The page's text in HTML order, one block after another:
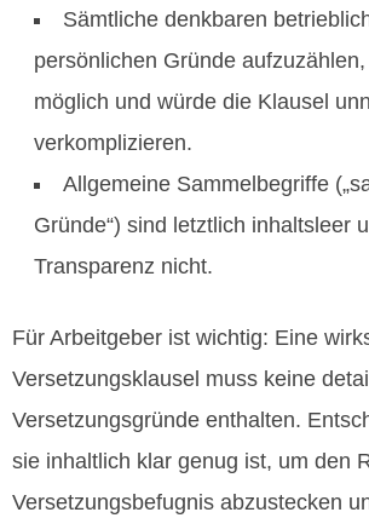
Sämtliche denkbaren
persönlichen Gründe
möglich und würde die Klausel
verkomplizieren.
Allgemeine Sammelbegriffe
Gründe“) sind letztlich inhaltsleer
Transparenz nicht.
Für Arbeitgeber ist wichtig: Eine
Versetzungsklausel muss keine
Versetzungsgründe enthalten.
sie inhaltlich klar genug ist, um den
Versetzungsbefugnis abzustecken